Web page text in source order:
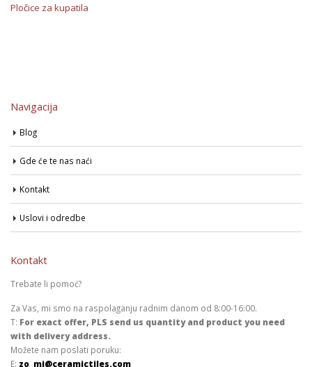
Pločice za kupatila
Navigacija
Blog
Gde će te nas naći
Kontakt
Uslovi i odredbe
Kontakt
Trebate li pomoć?
Za Vas, mi smo na raspolaganju radnim danom od 8:00-16:00.
T: For exact offer, PLS send us quantity and product you need
with delivery address.
Možete nam poslati poruku:
E: zo_mi@ceramictiles.com